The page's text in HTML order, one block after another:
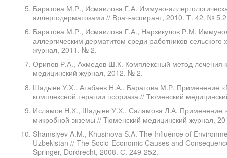
Баратова М.Р., Исмаилова Г.А. Иммуно-
аллергодерматозами // Врач-аспирант, 2010. Т. 42. №
Баратова М.Р., Исмаилова Г.А., Нарзикулов Р.М.
аллергическим дерматитом среди работников
журнал, 2011. № 2.
Орипов Р.А., Ахмедов Ш.К. Комплексный метод лечения
медицинский журнал, 2012. № 2.
Шадыев У.Х., Атабаев Н.А., Баратова М.Р. Применение
комплексной терапии псориаза // Тюменский
Исламов Н.Х., Шадыев У.Х., Саламова Л.А. Применение
микробной экземы // Тюменский медицинский журнал,
Shamsiyev A.M., Khusinova S.A. The Influence of
Uzbekistan // The Socio-Economic Causes and
Springer, Dordrecht, 2008. С. 249-252.